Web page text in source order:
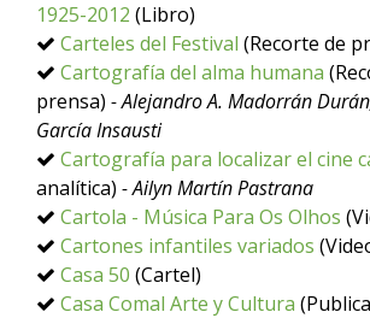
1925-2012 (Libro)
Carteles del Festival (Recorte de
Cartografía del alma humana
prensa) - Alejandro A. Madorrán
García Insausti
Cartografía para localizar el cine
analítica) - Ailyn Martín Pastrana
Cartola - Música Para Os Olhos
Cartones infantiles variados
Casa 50 (Cartel)
Casa Comal Arte y Cultura